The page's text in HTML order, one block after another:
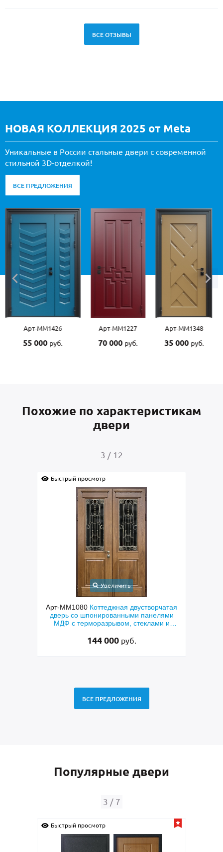
ВСЕ ОТЗЫВЫ
НОВАЯ КОЛЛЕКЦИЯ 2025 от Meta
Уникальные в России стальные двери с современной
стильной 3D-отделкой!
ВСЕ ПРЕДЛОЖЕНИЯ
Арт-ММ1426
55 000 руб.
Арт-ММ1227
70 000 руб.
Арт-ММ1348
35 000 руб.
Похожие по характеристикам
двери
3 / 12
Быстрый просмотр
Увеличить
Арт-ММ1080 Коттеджная двустворчатая
дверь со шпонированными панелями
МДФ с терморазрывом, стеклами и
144 000 руб.
ВСЕ ПРЕДЛОЖЕНИЯ
Популярные двери
3 / 7
Быстрый просмотр